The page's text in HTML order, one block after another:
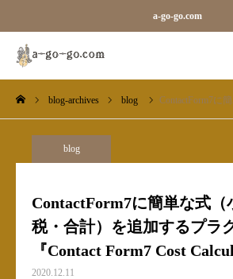
a-go-go.com
blog-archives blog ContactForm7に簡単な式（小計・消費税・
blog
ContactForm7に簡単な式（
税・合計）を追加するプラ
『Contact Form7 Cost
2020.12.11
外字一覧
お知らせ
ギャラリーカテゴリ（メガ）